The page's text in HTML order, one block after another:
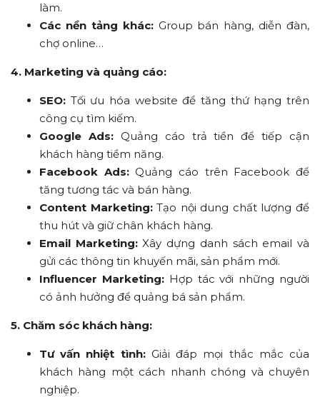
làm.
Các nền tảng khác:Group bán hàng, diễn đàn,
chợ online…
4. Marketing và quảng cáo:
SEO: Tối ưu hóa website để tăng thứ hạng trên
công cụ tìm kiếm.
Google Ads:Quảng cáo trả tiền để tiếp cận
khách hàng tiềm năng.
Facebook Ads:Quảng cáo trên Facebook để
tăng tương tác và bán hàng.
Content Marketing:Tạo nội dung chất lượng để
thu hút và giữ chân khách hàng.
Email Marketing:Xây dựng danh sách email và
gửi các thông tin khuyến mãi, sản phẩm mới.
Influencer Marketing:Hợp tác với những người
có ảnh hưởng để quảng bá sản phẩm.
5. Chăm sóc khách hàng:
Tư vấn nhiệt tình:Giải đáp mọi thắc mắc của
khách hàng một cách nhanh chóng và chuyên
nghiệp.